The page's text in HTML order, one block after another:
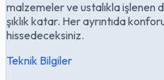
malzemeler ve ustalıkla işlenen
şıklık katar. Her ayrıntıda konforu
hissedeceksiniz.
Teknik Bilgiler